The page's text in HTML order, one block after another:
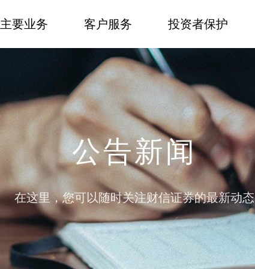
投资者保护
客户服务
主要业务
公告新闻
在这里，您可以随时关注财信证券的最新动态